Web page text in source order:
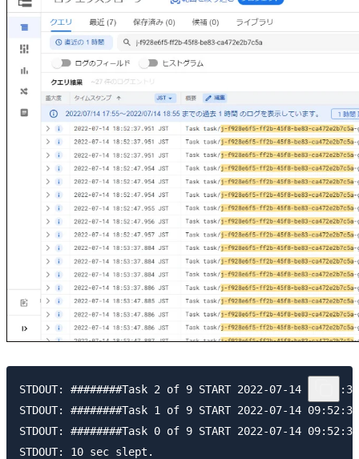
STDOUT: ########Task 2 of 9 START 2022-07-14
STDOUT: ########Task 1 of 9 START 2022-07-14
STDOUT: ########Task 0 of 9 START 2022-07-14
STDOUT: 10 sec slept.